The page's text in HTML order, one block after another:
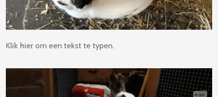
Klik hier om een tekst te typen.